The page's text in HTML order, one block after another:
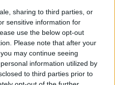
sharing to third parties, or
sensitive information for
use the below opt-out
Please note that after your
may continue seeing
information utilized by
to third parties prior to
ΑΡΘΡΑ